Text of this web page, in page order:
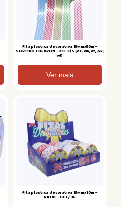
Fita plastica decorativa 15mmx50m –
SORTIDO CHEVRON – PCT C/ 5 (dr, vm, az, pk,
vd)
Ver mais
Fita plastica decorativa 15mmx10m –
NATAL – CX C/ 36